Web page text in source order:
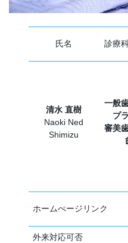
氏名 診療
清水 直樹
Naoki Ned
Shimizu
一般
プ
審美
ホームぺージリンク
外来対応可否